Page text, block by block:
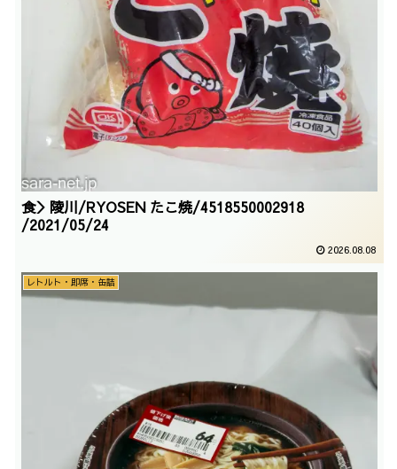
食＞陵川/RYOSEN たこ焼/4518550002918
/2021/05/24
2026.08.08
レトルト・即席・缶詰